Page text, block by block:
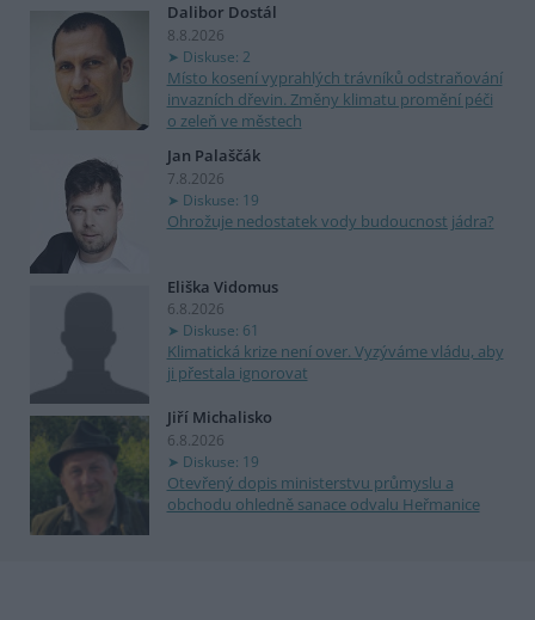
Dalibor Dostál
8.8.2026
Diskuse: 2
Místo kosení vyprahlých trávníků odstraňování
invazních dřevin. Změny klimatu promění péči
o zeleň ve městech
Jan Palaščák
7.8.2026
Diskuse: 19
Ohrožuje nedostatek vody budoucnost jádra?
Eliška Vidomus
6.8.2026
Diskuse: 61
Klimatická krize není over. Vyzýváme vládu, aby
ji přestala ignorovat
Jiří Michalisko
6.8.2026
Diskuse: 19
Otevřený dopis ministerstvu průmyslu a
obchodu ohledně sanace odvalu Heřmanice